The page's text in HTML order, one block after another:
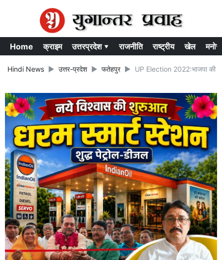
Home क्राइम उत्तरप्रदेश ▾ राजनीति राष्ट्रीय खेल
Hindi News उत्तर-प्रदेश फतेहपुर UP Election 2022:भाजपा की